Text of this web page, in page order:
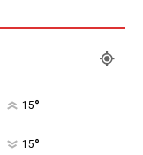
15°
15°